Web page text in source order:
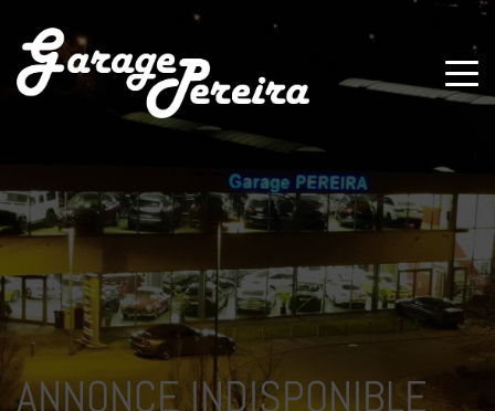
ANNONCE INDISPONIBLE
Paramètres avancés des cookies